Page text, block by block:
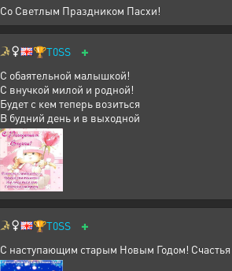
Со Светлым Праздником Пасхи!
🏆T0SS +
С обаятельной малышкой!
С внучкой милой и родной!
Будет с кем теперь возиться
В будний день и в выходной
🏆T0SS +
С наступающим старым Новым Годом!